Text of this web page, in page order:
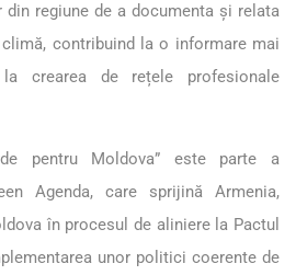
regiune de a documenta și relata
contribuind la o informare mai
crearea de rețele profesionale
pentru Moldova” este parte a
Agenda, care sprijină Armenia,
în procesul de aliniere la Pactul
unor politici coerente de